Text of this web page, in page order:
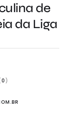
de
da Liga
0 )